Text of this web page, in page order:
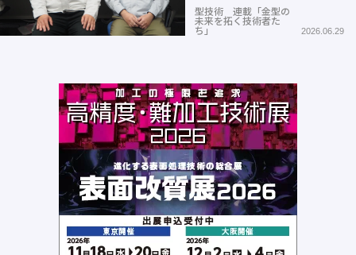
型技術 連載「金型の
未来を拓く技術者た
ち」
2026.06.29